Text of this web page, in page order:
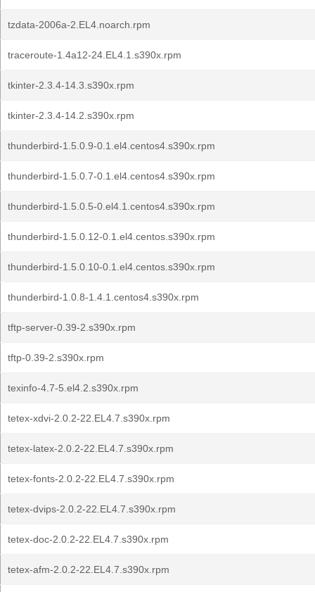
tzdata-2006a-2.EL4.noarch.rpm
traceroute-1.4a12-24.EL4.1.s390x.rpm
tkinter-2.3.4-14.3.s390x.rpm
tkinter-2.3.4-14.2.s390x.rpm
thunderbird-1.5.0.9-0.1.el4.centos4.s390x.rpm
thunderbird-1.5.0.7-0.1.el4.centos4.s390x.rpm
thunderbird-1.5.0.5-0.el4.1.centos4.s390x.rpm
thunderbird-1.5.0.12-0.1.el4.centos.s390x.rpm
thunderbird-1.5.0.10-0.1.el4.centos.s390x.rpm
thunderbird-1.0.8-1.4.1.centos4.s390x.rpm
tftp-server-0.39-2.s390x.rpm
tftp-0.39-2.s390x.rpm
texinfo-4.7-5.el4.2.s390x.rpm
tetex-xdvi-2.0.2-22.EL4.7.s390x.rpm
tetex-latex-2.0.2-22.EL4.7.s390x.rpm
tetex-fonts-2.0.2-22.EL4.7.s390x.rpm
tetex-dvips-2.0.2-22.EL4.7.s390x.rpm
tetex-doc-2.0.2-22.EL4.7.s390x.rpm
tetex-afm-2.0.2-22.EL4.7.s390x.rpm